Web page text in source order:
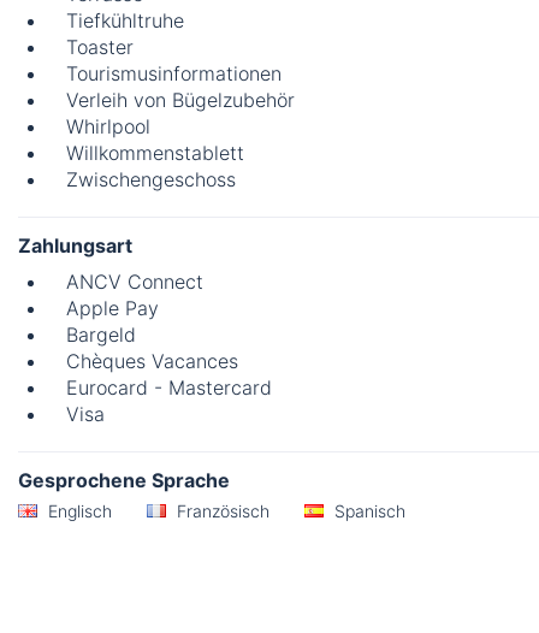
Tiefkühltruhe
Toaster
Tourismusinformationen
Verleih von Bügelzubehör
Whirlpool
Willkommenstablett
Zwischengeschoss
Zahlungsart
ANCV Connect
Apple Pay
Bargeld
Chèques Vacances
Eurocard - Mastercard
Visa
Gesprochene Sprache
Englisch Französisch Spanisch